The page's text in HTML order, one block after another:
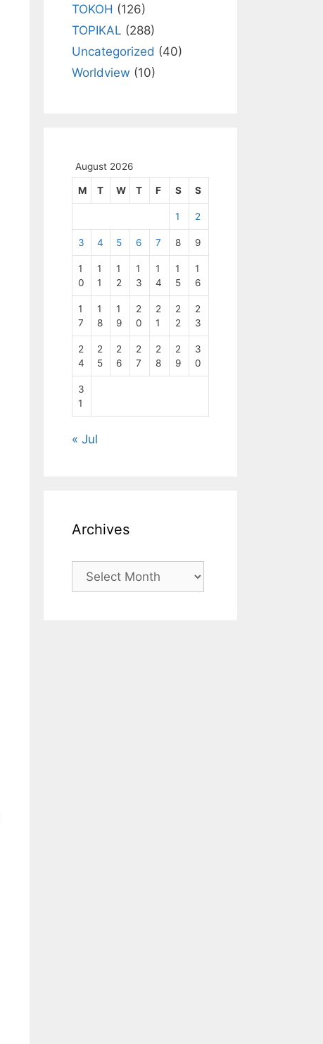
TOKOH (126)
TOPIKAL (288)
Uncategorized (40)
Worldview (10)
August 2026
M T W T F S S
1 2
3 4 5 6 7 8 9
1
0
1
1
1
2
1
3
1
4
1
5
1
6
1
7
1
8
1
9
2
0
2
1
2
2
2
3
2
4
2
5
2
6
2
7
2
8
2
9
3
0
3
1
« Jul
Archives
Archives